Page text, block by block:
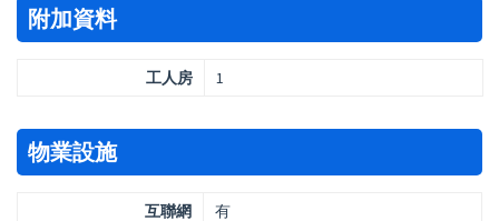
附加資料
工人房 1
物業設施
互聯網
有